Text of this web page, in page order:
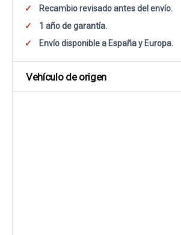
Recambio revisado antes del envío.
1 año de garantía.
Envío disponible a España y Europa.
Vehículo de origen